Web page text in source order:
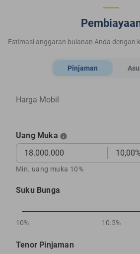
Estimasi anggaran bulanan Anda dengan
Pinjaman
Harga Mobil
Uang Muka
Min. uang muka 10%
Suku Bunga
10% 10.5%
Tenor Pinjaman